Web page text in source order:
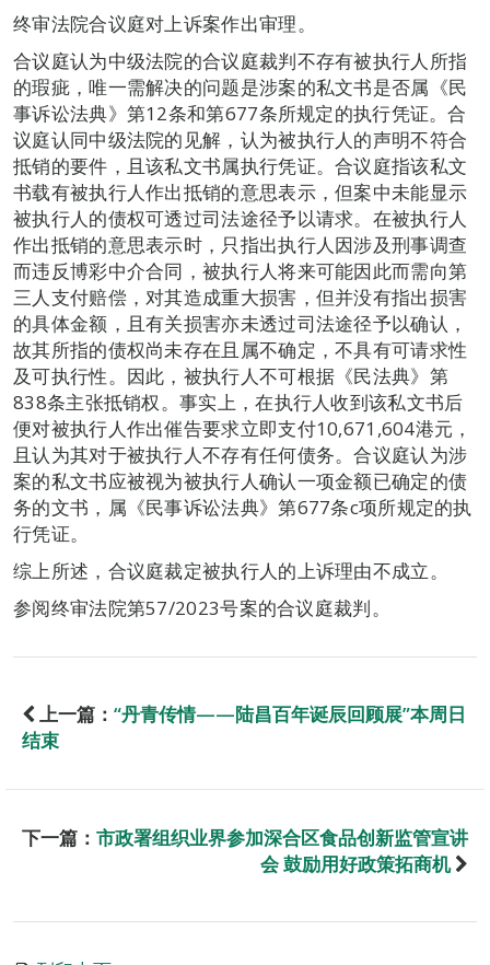
终审法院合议庭对上诉案作出审理。
合议庭认为中级法院的合议庭裁判不存有被执行人所指
的瑕疵，唯一需解决的问题是涉案的私文书是否属《民
事诉讼法典》第12条和第677条所规定的执行凭证。合
议庭认同中级法院的见解，认为被执行人的声明不符合
抵销的要件，且该私文书属执行凭证。合议庭指该私文
书载有被执行人作出抵销的意思表示，但案中未能显示
被执行人的债权可透过司法途径予以请求。在被执行人
作出抵销的意思表示时，只指出执行人因涉及刑事调查
而违反博彩中介合同，被执行人将来可能因此而需向第
三人支付赔偿，对其造成重大损害，但并没有指出损害
的具体金额，且有关损害亦未透过司法途径予以确认，
故其所指的债权尚未存在且属不确定，不具有可请求性
及可执行性。因此，被执行人不可根据《民法典》第
838条主张抵销权。事实上，在执行人收到该私文书后
便对被执行人作出催告要求立即支付10,671,604港元，
且认为其对于被执行人不存有任何债务。合议庭认为涉
案的私文书应被视为被执行人确认一项金额已确定的债
务的文书，属《民事诉讼法典》第677条c项所规定的执
行凭证。
综上所述，合议庭裁定被执行人的上诉理由不成立。
参阅终审法院第57/2023号案的合议庭裁判。
上一篇： “丹青传情——陆昌百年诞辰回顾展”本周日
结束
下一篇： 市政署组织业界参加深合区食品创新监管宣讲
会 鼓励用好政策拓商机